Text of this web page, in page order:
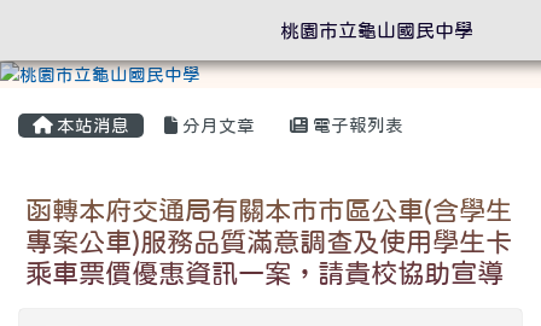
本站消息 分月文章 電子報列表
函轉本府交通局有關本市市區公車(含學生
專案公車)服務品質滿意調查及使用學生卡
乘車票價優惠資訊一案，請貴校協助宣導
桃園市立龜山國民中學